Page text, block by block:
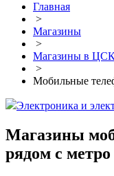
Главная
>
Магазины
>
Магазины в
>
Мобильные
Электроника и
Магазины
рядом с